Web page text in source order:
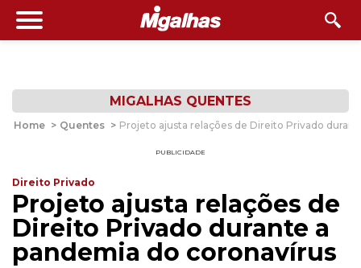
MIGALHAS QUENTES
Home > Quentes > Projeto ajusta relações de Direito Privado
PUBLICIDADE
Direito Privado
Projeto ajusta relações de
Direito Privado durante a
pandemia do coronavírus